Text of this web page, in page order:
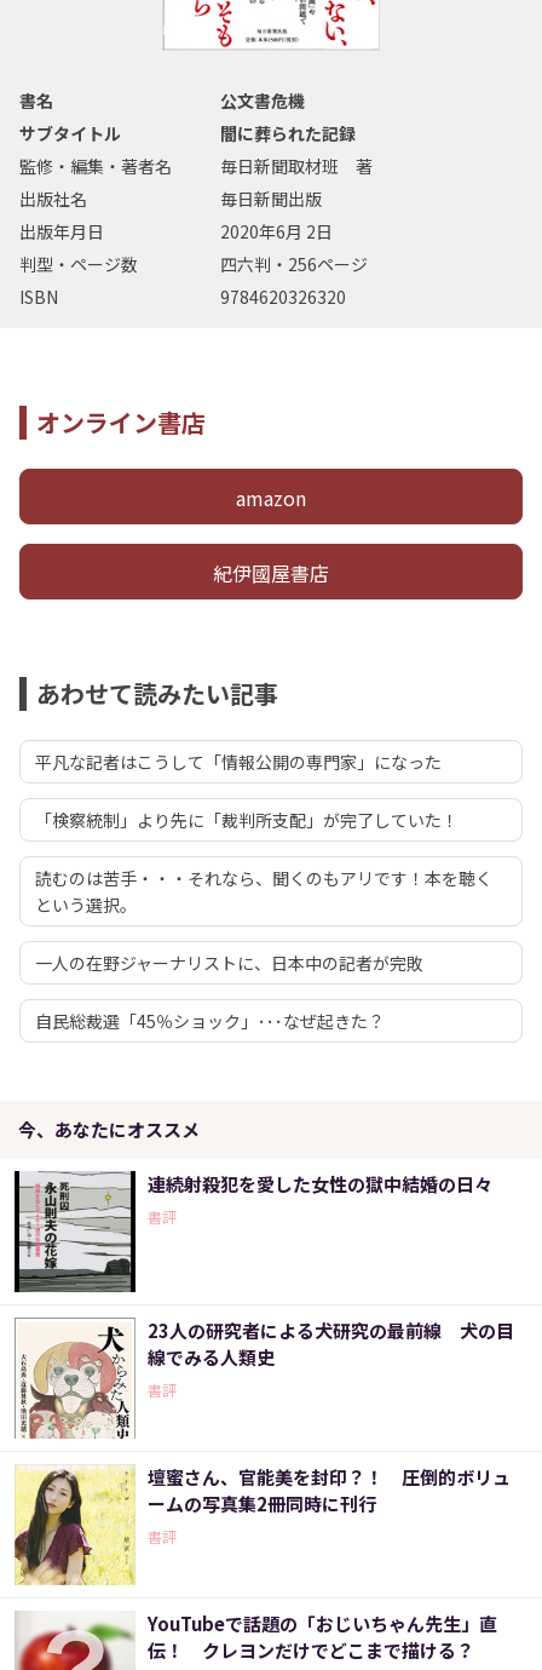
書名
公文書危機
サブタイトル
闇に葬られた記録
監修・編集・著者名
毎日新聞取材班 著
出版社名
毎日新聞出版
出版年月日
2020年6月 2日
判型・ページ数
四六判・256ページ
ISBN
9784620326320
オンライン書店
amazon
紀伊國屋書店
あわせて読みたい記事
平凡な記者はこうして「情報公開の専門家」になった
「検察統制」より先に「裁判所支配」が完了していた！
読むのは苦手・・・それなら、聞くのもアリです！本を聴く
という選択。
一人の在野ジャーナリストに、日本中の記者が完敗
自民総裁選「45％ショック」･･･なぜ起きた？
今、あなたにオススメ
連続射殺犯を愛した女性の獄中結婚の日々
書評
23人の研究者による犬研究の最前線 犬の目
線でみる人類史
書評
壇蜜さん、官能美を封印？！ 圧倒的ボリュ
ームの写真集2冊同時に刊行
書評
YouTubeで話題の「おじいちゃん先生」直
伝！ クレヨンだけでどこまで描ける？